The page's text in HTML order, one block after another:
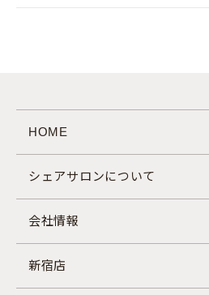
HOME
シェアサロンについて
会社情報
新宿店